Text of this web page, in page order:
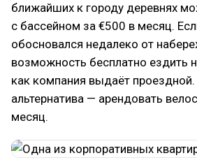
ближайших к городу деревнях
с бассейном за €500 в месяц.
обосновался недалеко от
возможность бесплатно ездить
как компания выдаёт проездной.
альтернатива — арендовать
месяц.